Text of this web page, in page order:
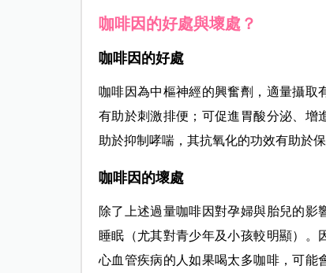
咖啡因的好處與壞處？
咖啡因的好處
咖啡因為中樞神經的興奮劑，適量攝取
有助於刺激排便；可促進胃酸分泌、增
助於抑制哮喘，其抗氧化的功效有助於
咖啡因的壞處
除了上述過量咖啡因對孕婦與胎兒的
睡眠（尤其對青少年及小孩較明顯）。
心血管疾病的人如果喝太多咖啡，可能